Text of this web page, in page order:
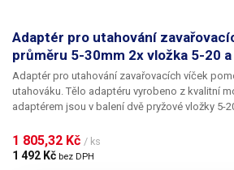
Adaptér pro utahování
průměru 5-30mm 2x vložka 5-20
Adaptér pro utahování zavařovacích víček
utahováku. Tělo adaptéru vyrobeno z kvalitní
adaptérem jsou v balení dvě pryžové vložky 5-
víček. Adaptér je dodáván včetně dvou pryžových vložek a bitu pro
uchycení k elektrickému nebo
1 805,32 Kč / ks
1 492 Kč bez DPH